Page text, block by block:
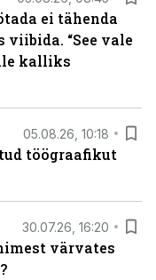
ei tähenda
“See vale
kalliks
05.08.26, 10:18
töögraafikut
30.07.26, 16:20
värvates